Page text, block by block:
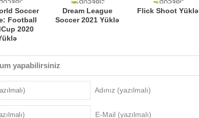
Soccer
Football
2020
Dream League
Soccer 2021 Yüklə
Flick Shoot Yüklə
yapabilirsiniz
Adınız (yazılmalı)
E-Mail (yazılmalı)